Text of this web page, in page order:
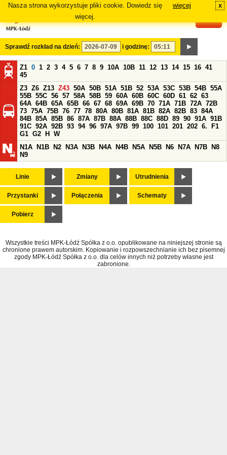
Nasza strona wykorzystuje pliki cookie. Dowiedz się
więcej.
więcej x
Sprawdź rozkład na dzień: i godzinę:
Z1 0 1 2 3 4 5 6 7 8 9 10A 10B 11 12 13 14 15 16 41
45
Z3 Z6 Z13 Z43 50A 50B 51A 51B 52 53A 53C 53B 54B 55A
55B 55C 56 57 58A 58B 59 60A 60B 60C 60D 61 62 63
64A 64B 65A 65B 66 67 68 69A 69B 70 71A 71B 72A 72B
73 75A 75B 76 77 78 80A 80B 81A 81B 82A 82B 83 84A
84B 85A 85B 86 87A 87B 88A 88B 88C 88D 89 90 91A 91B
91C 92A 92B 93 94 96 97A 97B 99 100 101 201 202 6.
F1
G1 G2 H
W
N1A
N1B N2 N3A N3B N4A N4B N5A N5B N6 N7A N7B
N8
N9
Linie Zmiany Utrudnienia
Przystanki Połączenia Schematy
Pobierz
Wszystkie treści MPK-Łódź Spółka z o.o. opublikowane na niniejszej stronie są
chronione prawem autorskim. Kopiowanie i rozpowszechnianie ich bez pisemnej
zgody MPK-Łódź Spółka z o.o. dla celów innych niż potrzeby własne jest
zabronione.